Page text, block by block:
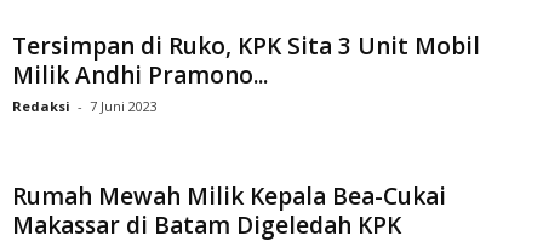
Tersimpan di Ruko, KPK Sita 3 Unit Mobil
Milik Andhi Pramono...
Redaksi - 7 Juni 2023
Rumah Mewah Milik Kepala Bea-Cukai
Makassar di Batam Digeledah KPK